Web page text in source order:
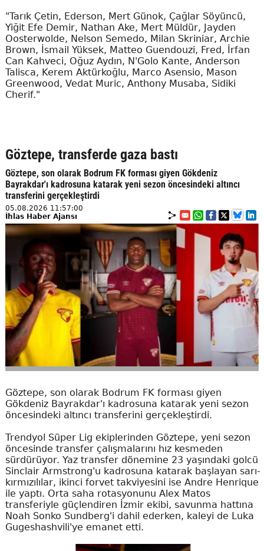
"Tarık Çetin, Ederson, Mert Günok, Çağlar Söyüncü,
Yiğit Efe Demir, Nathan Ake, Mert Müldür, Jayden
Oosterwolde, Nelson Semedo, Milan Skriniar, Archie
Brown, İsmail Yüksek, Matteo Guendouzi, Fred, İrfan
Can Kahveci, Oğuz Aydın, N'Golo Kante, Anderson
Talisca, Kerem Aktürkoğlu, Marco Asensio, Mason
Greenwood, Vedat Muric, Anthony Musaba, Sidiki
Cherif."
Göztepe, transferde gaza bastı
Göztepe, son olarak Bodrum FK forması giyen Gökdeniz
Bayrakdar'ı kadrosuna katarak yeni sezon öncesindeki altıncı
transferini gerçekleştirdi
05.08.2026 11:57:00
İhlas Haber Ajansı
Göztepe, son olarak Bodrum FK forması giyen
Gökdeniz Bayrakdar'ı kadrosuna katarak yeni sezon
öncesindeki altıncı transferini gerçekleştirdi.
Trendyol Süper Lig ekiplerinden Göztepe, yeni sezon
öncesinde transfer çalışmalarını hız kesmeden
sürdürüyor. Yaz transfer dönemine 23 yaşındaki golcü
Sinclair Armstrong'u kadrosuna katarak başlayan sarı-
kırmızılılar, ikinci forvet takviyesini ise Andre Henrique
ile yaptı. Orta saha rotasyonunu Alex Matos
transferiyle güçlendiren İzmir ekibi, savunma hattına
Noah Sonko Sundberg'i dahil ederken, kaleyi de Luka
Gugeshashvili'ye emanet etti.